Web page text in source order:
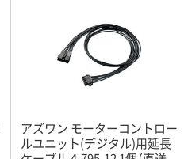
アズワン モーターコントロー
ルユニット(デジタル)用延長